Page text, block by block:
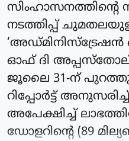
സിംഹാസനത്തിന്റെ
നടത്തിപ്പ്
‘അഡ്മിനിസ്‌ട്രേഷന്‍
ഓഫ് ദി
ജൂലൈ 31-ന്
റിപ്പോര്‍ട്ട്
അപേക്ഷിച്ച്
ഡോളറിന്റെ (89